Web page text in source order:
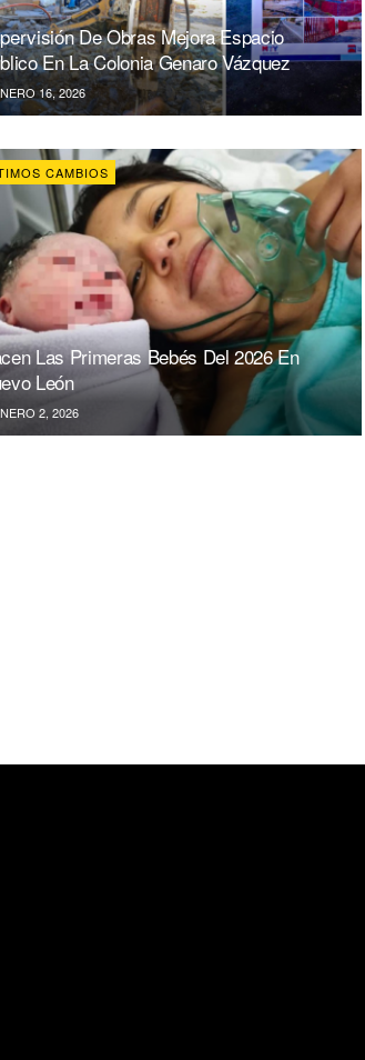
De Obras Mejora Espacio
En La Colonia Genaro Vázquez
16, 2026
CAMBIOS
Las Primeras Bebés Del 2026 En
León
2, 2026